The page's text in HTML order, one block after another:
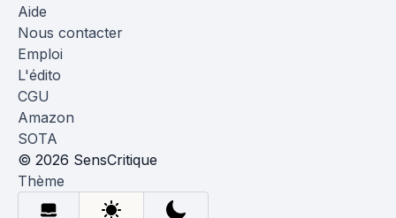
Aide
Nous contacter
Emploi
L'édito
CGU
Amazon
SOTA
© 2026 SensCritique
Thème